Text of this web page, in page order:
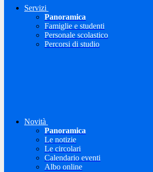
Servizi
Panoramica
Famiglie e studenti
Personale scolastico
Percorsi di studio
Novità
Panoramica
Le notizie
Le circolari
Calendario eventi
Albo online